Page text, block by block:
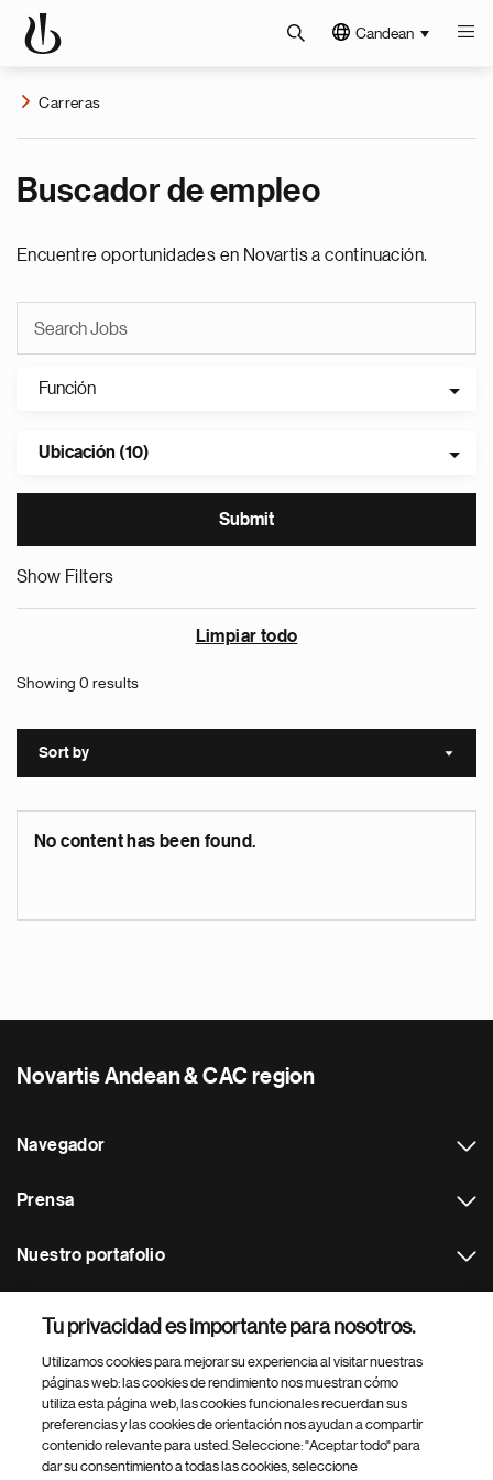
Candean
Carreras
Buscador de empleo
Encuentre oportunidades en Novartis a continuación.
Función
Ubicación (10)
Show Filters
Limpiar todo
Showing 0 results
Sort by Sort
No content has been found.
Novartis Andean & CAC region
Navegador
Prensa
Nuestro portafolio
Footer Site Search
Tu privacidad es importante para nosotros.
Utilizamos cookies para mejorar su experiencia al visitar nuestras
páginas web: las cookies de rendimiento nos muestran cómo
utiliza esta página web, las cookies funcionales recuerdan sus
preferencias y las cookies de orientación nos ayudan a compartir
contenido relevante para usted. Seleccione: "Aceptar todo" para
dar su consentimiento a todas las cookies, seleccione